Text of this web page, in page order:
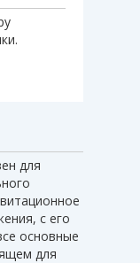
для
с его
основные
для